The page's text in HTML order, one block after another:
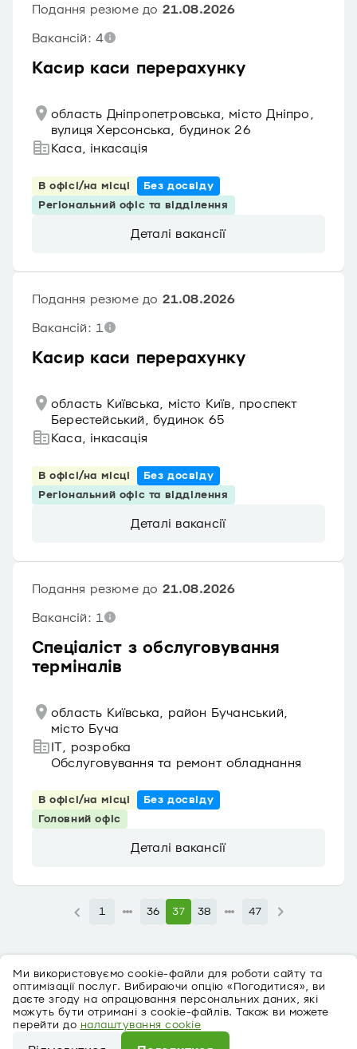
Ми використовуємо cookie-файли для роботи сайту та
оптимізації послуг. Вибираючи опцію «Погодитися», ви
даєте згоду на опрацювання персональних даних, які
можуть бути отримані з cookie-файлів. Також ви можете
перейти до налаштування cookie
Касир каси перерахунку
Подання резюме до 21.08.2026
Вакансій: 4
область Дніпропетровська, місто Дніпро,
вулиця Херсонська, будинок 26
Каса, інкасація
В офісі/на місці
Без досвіду
Регіональний офіс та відділення
Деталі вакансії
Касир каси перерахунку
Подання резюме до 21.08.2026
Вакансій: 1
область Київська, місто Київ, проспект
Берестейський, будинок 65
Каса, інкасація
В офісі/на місці
Без досвіду
Регіональний офіс та відділення
Деталі вакансії
Спеціаліст з обслуговування
терміналів
Подання резюме до 21.08.2026
Вакансій: 1
область Київська, район Бучанський,
місто Буча
IT, розробка
Обслуговування та ремонт обладнання
В офісі/на місці
Без досвіду
Головний офіс
Деталі вакансії
1 36 37 38 47